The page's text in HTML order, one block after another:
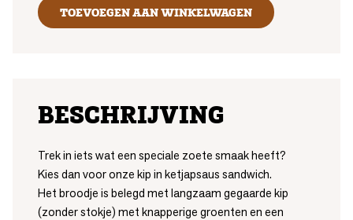
TOEVOEGEN AAN WINKELWAGEN
BESCHRIJVING
Trek in iets wat een speciale zoete smaak heeft?
Kies dan voor onze kip in ketjapsaus sandwich.
Het broodje is belegd met langzaam gegaarde kip
(zonder stokje) met knapperige groenten en een